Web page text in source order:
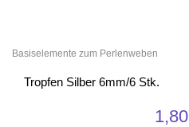
Basiselemente zum Perlenweben
Tropfen Silber 6mm/6 Stk.
1,80